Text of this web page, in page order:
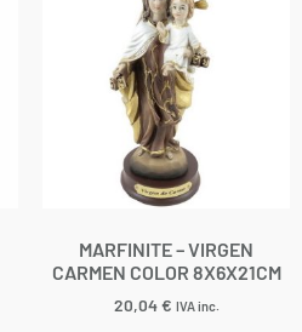
MARFINITE – VIRGEN
CARMEN COLOR 8X6X21CM
20,04€ IVA inc.